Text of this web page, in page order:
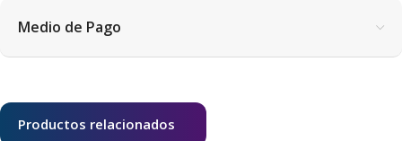
Medio de Pago
Productos relacionados